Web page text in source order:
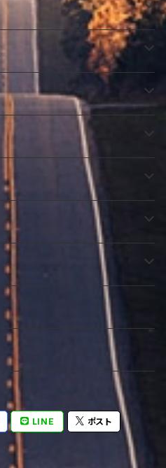
LINE ポスト